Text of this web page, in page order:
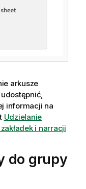
arkusze
informacji na
Udzielanie
i narracji
do grupy